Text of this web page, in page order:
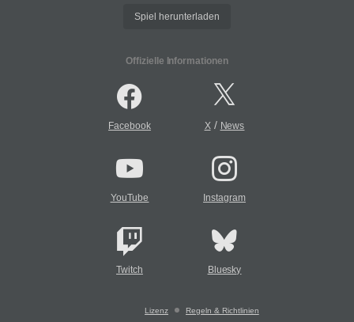
Spiel herunterladen
Offizielle Informationen
Facebook X/ News
YouTube Instagram
Twitch Bluesky
Lizenz Regeln & Richtlinien